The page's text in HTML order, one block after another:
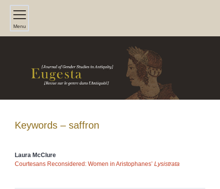
Menu
Keywords – saffron
Laura McClure
Courtesans Reconsidered: Women in Aristophanes’ Lysistrata